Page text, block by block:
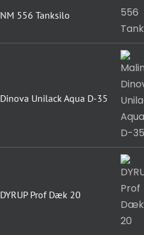
NM 556 Tanksilo
Dinova Unilack Aqua D-35
DYRUP Prof Dæk 20